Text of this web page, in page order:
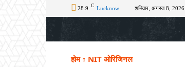
28.9 C Lucknow शनिवार, अगस्त 8, 2026
अपराध चुनाव
होम NIT ओरिजिनल